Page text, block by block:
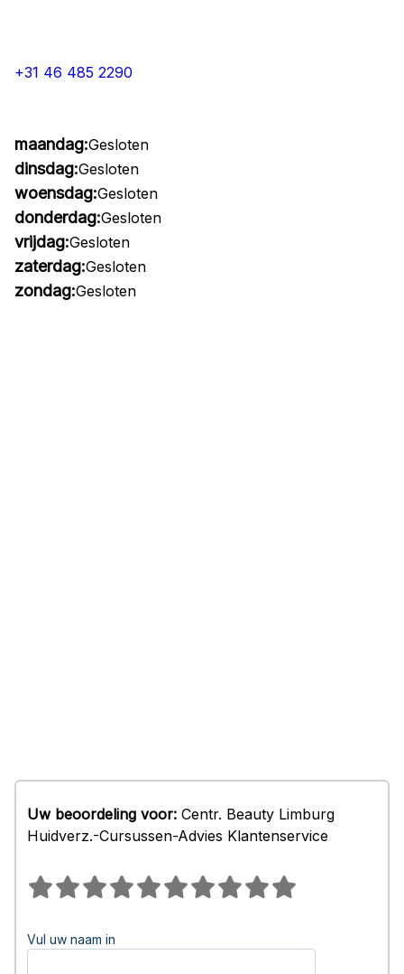
+31 46 485 2290
maandag:Gesloten
dinsdag:Gesloten
woensdag:Gesloten
donderdag:Gesloten
vrijdag:Gesloten
zaterdag:Gesloten
zondag:Gesloten
Uw beoordeling voor: Centr. Beauty Limburg
Huidverz.-Cursussen-Advies Klantenservice
Vul uw naam in